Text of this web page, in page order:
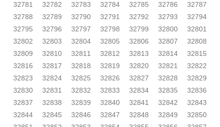
32781
32782 32783 32784 32785 32786
32787
32788
32789 32790 32791 32792 32793
32794
32795
32796 32797 32798 32799 32800
32801
32802
32803 32804 32805 32806 32807
32808
32809
32810 32811 32812 32813 32814
32815
32816
32817 32818 32819 32820 32821
32822
32823
32824 32825 32826 32827 32828
32829
32830
32831 32832 32833 32834 32835
32836
32837
32838 32839 32840 32841 32842
32843
32844
32845 32846 32847 32848 32849
32850